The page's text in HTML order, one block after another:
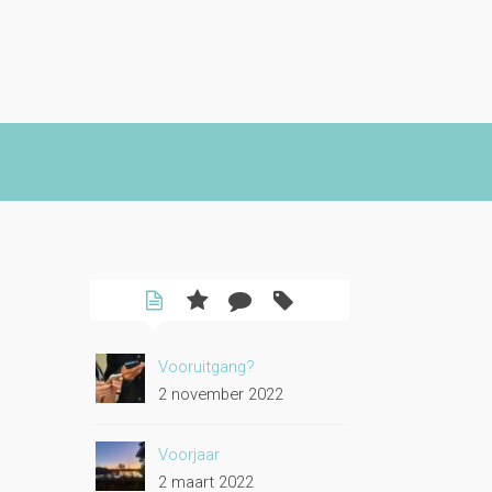
Vooruitgang?
2 november 2022
Voorjaar
2 maart 2022